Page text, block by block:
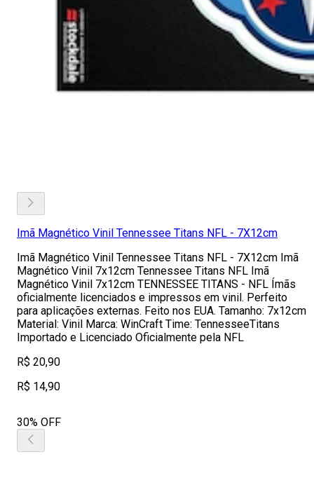
Imã Magnético Vinil Tennessee Titans NFL - 7X12cm
Imã Magnético Vinil Tennessee Titans NFL - 7X12cm Imã
Magnético Vinil 7x12cm Tennessee Titans NFL Imã
Magnético Vinil 7x12cm TENNESSEE TITANS - NFL Ímãs
oficialmente licenciados e impressos em vinil. Perfeito
para aplicações externas. Feito nos EUA. Tamanho: 7x12cm
Material: Vinil Marca: WinCraft Time: TennesseeTitans
Importado e Licenciado Oficialmente pela NFL
R$ 20,90
R$ 14,90
30% OFF